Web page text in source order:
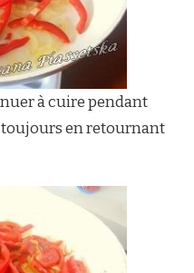
à cuire pendant
en retournant